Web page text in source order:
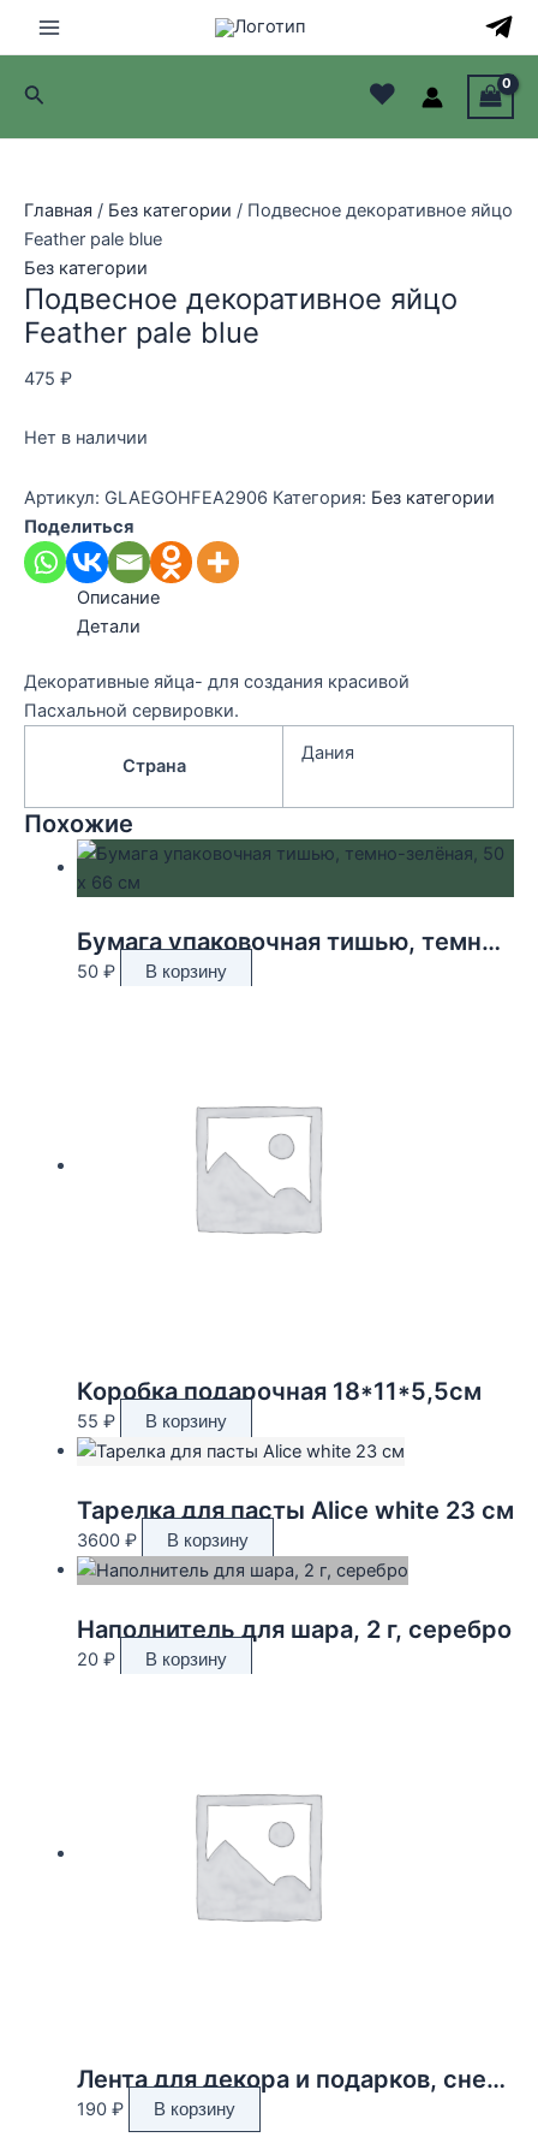
Main
Menu
Поиск ♥
Главная / Без категории / Подвесное декоративное яйцо
Feather pale blue
Без категории
Подвесное декоративное яйцо
Feather pale blue
475 ₽
Нет в наличии
Артикул: GLAEGOHFEA2906 Категория: Без категории
Поделиться
Описание
Детали
Декоративные яйца- для создания красивой
Пасхальной сервировки.
Страна
Дания
Похожие
Бумага упаковочная тишью, темно-зелёная, 50 х 66 см
50 ₽ В корзину
Коробка подарочная 18*11*5,5см
55 ₽ В корзину
Тарелка для пасты Alice white 23 см
3600 ₽ В корзину
Наполнитель для шара, 2 г, серебро
20 ₽ В корзину
Лента для декора и подарков, снежинки, 2 см х 45 м
190 ₽ В корзину